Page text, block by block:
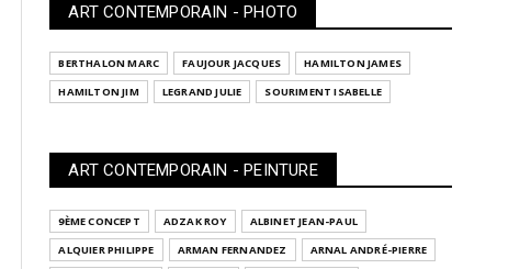
ART CONTEMPORAIN - PHOTO
BERTHALON MARC FAUJOUR JACQUES
HAMILTON JAMES
HAMILTON JIM
LEGRAND JULIE SOURIMENT ISABELLE
ART CONTEMPORAIN - PEINTURE
9ÈME CONCEPT ADZAK ROY
ALBINET JEAN-PAUL
ALQUIER PHILIPPE
ARMAN FERNANDEZ
ARNAL ANDRÉ-PIERRE